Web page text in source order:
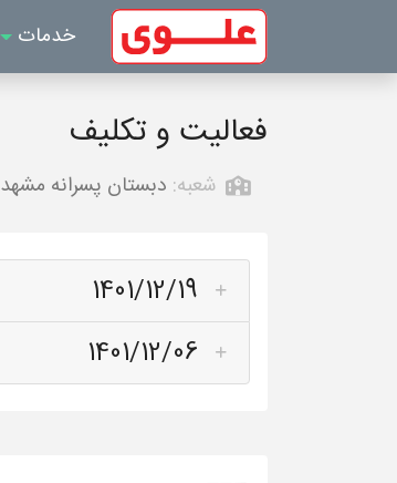
خدمات
فعالیت و تکلیف
شعبه: دبستان پسرانه مشهد
1401/12/19
1401/12/06